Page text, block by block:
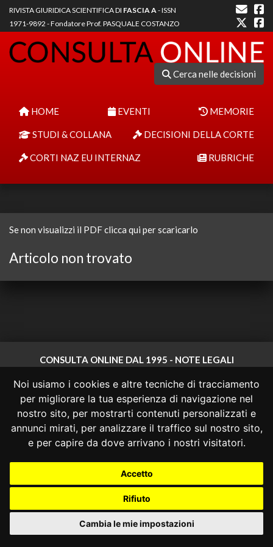
Noi usiamo i cookies e altre tecniche di tracciamento
per migliorare la tua esperienza di navigazione nel
nostro sito, per mostrarti contenuti personalizzati e
annunci mirati, per analizzare il traffico sul nostro sito,
e per capire da dove arrivano i nostri visitatori.
Accetto
Rifiuto
Cambia le mie impostazioni
RIVISTA GIURIDICA SCIENTIFICA DI FASCIA A- ISSN
1971-9892 - Fondatore Prof. PASQUALE COSTANZO
Cerca nelle decisioni
HOME EVENTI MEMORIE
STUDI & COLLANA DECISIONI DELLA CORTE
CORTI NAZ EU INTERNAZ RUBRICHE
Se non visualizzi il PDF clicca qui per scaricarlo
Articolo non trovato
CONSULTA ONLINE DAL 1995 - NOTE LEGALI
Consulta OnLine non ha prodotto e non è responsabile per i contenuti e
le informazioni legali di siti collegati.
La consultazione di questi o del materiale contenuto nel sito non
costituisce una relazione di consulenza legale.
Nessuno deve confidare o agire in base alle informazioni disponibili in
questo sito senza una consulenza legale professionale.
Consulta OnLine|